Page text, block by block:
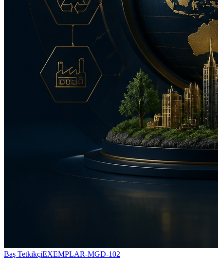
Baş TetkikçiEXEMPLAR-MGD-102